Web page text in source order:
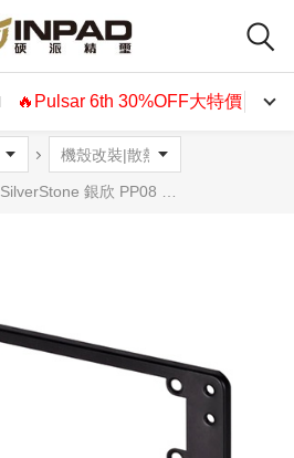
🔥Pulsar 6th 30%OFF大特價🔥
SilverStone 銀欣 PP08 SFX轉ATX電源供應器轉接架